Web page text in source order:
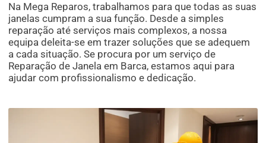
Na Mega Reparos, trabalhamos para que todas as suas
janelas cumpram a sua função. Desde a simples
reparação até serviços mais complexos, a nossa
equipa deleita-se em trazer soluções que se adequem
a cada situação. Se procura por um serviço de
Reparação de Janela em Barca, estamos aqui para
ajudar com profissionalismo e dedicação.